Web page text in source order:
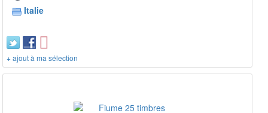
Italie
+ ajout à ma sélection